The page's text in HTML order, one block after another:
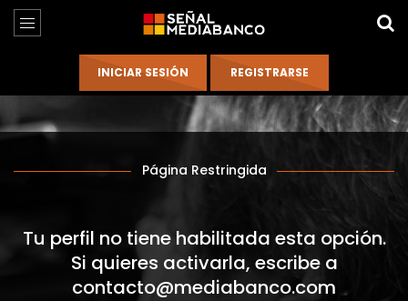
Página Restringida
Tu perfil no tiene habilitada esta opción.
Si quieres activarla, escribe a
contacto@mediabanco.com